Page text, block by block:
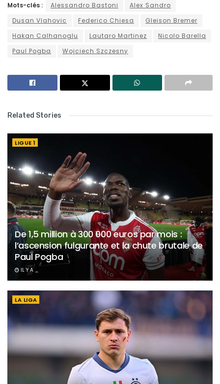
Mots-clés : Alessandro Bastoni
Alex Sandro
Dusan Vlahovic
Federico Chiesa
Gleison Bremer
Hakan Calhanoglu
Lautaro Martinez
Nicolo Barella
Paul Pogba
Wojciech Szczesny
Related Stories
LIGUE 1
De 1,5 million à 300 000 euros par mois :
l’ascension fulgurante et la chute brutale de
Paul Pogba
IL Y A _
LA LIGA